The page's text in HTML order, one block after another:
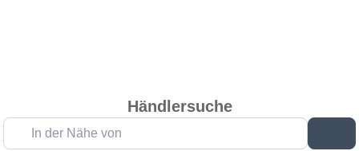
Händlersuche
In der Nähe von